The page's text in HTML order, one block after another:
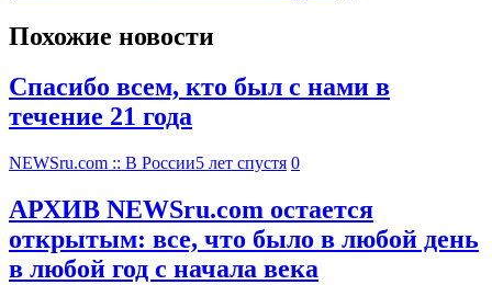
Похожие новости
Спасибо всем, кто был с нами в
течение 21 года
NEWSru.com :: В России5 лет спустя 0
АРХИВ NEWSru.com остается
открытым: все, что было в любой день
в любой год с начала века